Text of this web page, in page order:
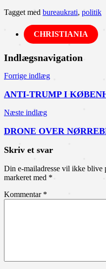
Tagget med bureaukrati, politik
CHRISTIANIA
Indlægsnavigation
Forrige indlæg
ANTI-TRUMP I
Næste indlæg
DRONE OVER
Skriv et svar
Din e-mailadresse vil ikke blive
markeret med *
Kommentar *